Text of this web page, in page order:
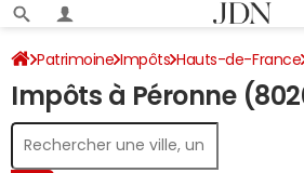
Patrimoine Impôts Hauts-de-France
Impôt sur le revenu
Impôts à Péronne